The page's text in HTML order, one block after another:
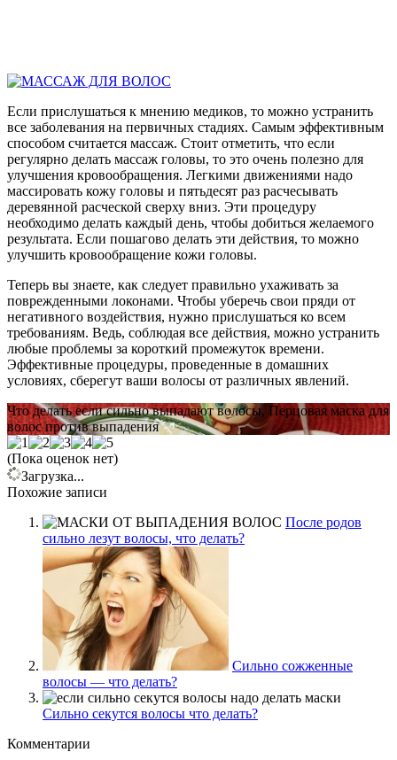
Если прислушаться к мнению медиков, то можно устранить
все заболевания на первичных стадиях. Самым эффективным
способом считается массаж. Стоит отметить, что если
регулярно делать массаж головы, то это очень полезно для
улучшения кровообращения. Легкими движениями надо
массировать кожу головы и пятьдесят раз расчесывать
деревянной расческой сверху вниз. Эти процедуру
необходимо делать каждый день, чтобы добиться желаемого
результата. Если пошагово делать эти действия, то можно
улучшить кровообращение кожи головы.
Теперь вы знаете, как следует правильно ухаживать за
поврежденными локонами. Чтобы уберечь свои пряди от
негативного воздействия, нужно прислушаться ко всем
требованиям. Ведь, соблюдая все действия, можно устранить
любые проблемы за короткий промежуток времени.
Эффективные процедуры, проведенные в домашних
условиях, сберегут ваши волосы от различных явлений.
Что делать если сильно выпадают волосы, Перцовая маска для
волос против выпадения
(Пока оценок нет)
Загрузка...
Похожие записи
После родов
сильно лезут волосы, что делать?
Сильно сожженные
волосы — что делать?
Сильно секутся волосы что делать?
Комментарии